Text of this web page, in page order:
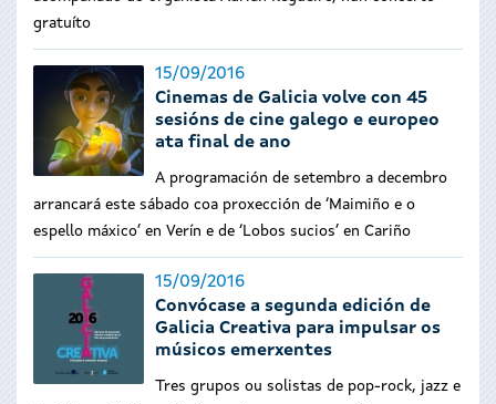
gratuíto
15/09/2016
Cinemas de Galicia volve con 45
sesións de cine galego e europeo
ata final de ano
A programación de setembro a decembro
arrancará este sábado coa proxección de ‘Maimiño e o
espello máxico’ en Verín e de ‘Lobos sucios’ en Cariño
15/09/2016
Convócase a segunda edición de
Galicia Creativa para impulsar os
músicos emerxentes
Tres grupos ou solistas de pop-rock, jazz e